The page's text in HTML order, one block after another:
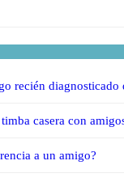
recién diagnosticado
casera con
a un amigo?